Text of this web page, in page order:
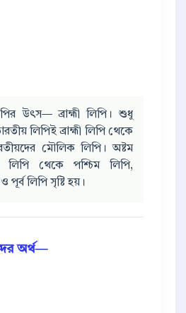
উৎস— ব্রাহ্মী লিপি। শুধু
লিপিই ব্রাহ্মী লিপি থেকে
মৌলিক লিপি। অষ্টম
লিপি থেকে পশ্চিম লিপি,
পূর্ব লিপি সৃষ্টি হয়।
অর্থ—